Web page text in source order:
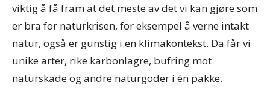
viktig å få fram at det meste av det vi kan gjøre som
er bra for naturkrisen, for eksempel å verne intakt
natur, også er gunstig i en klimakontekst. Da får vi
unike arter, rike karbonlagre, bufring mot
naturskade og andre naturgoder i én pakke.